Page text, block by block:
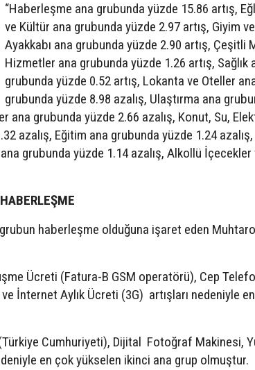
“Haberleşme ana grubunda yüzde 15.86 artış,
ve Kültür ana grubunda yüzde 2.97 artış, Giyim ve
Ayakkabı ana grubunda yüzde 2.90 artış, Çeşitli
Hizmetler ana grubunda yüzde 1.26 artış, Sağlık
grubunda yüzde 0.52 artış, Lokanta ve Oteller
grubunda yüzde 8.98 azalış, Ulaştırma ana
ana grubunda yüzde 2.66 azalış, Konut, Su,
azalış, Eğitim ana grubunda yüzde 1.24 azalış,
grubunda yüzde 1.14 azalış, Alkollü İçecekler
haberleşme olduğuna işaret eden
Ücreti (Fatura-B GSM operatörü), Cep
İnternet Aylık Ücreti (3G) artışları nedeniyle
Cumhuriyeti), Dijital Fotoğraf Makinesi,
en çok yükselen ikinci ana grup olmuştur.